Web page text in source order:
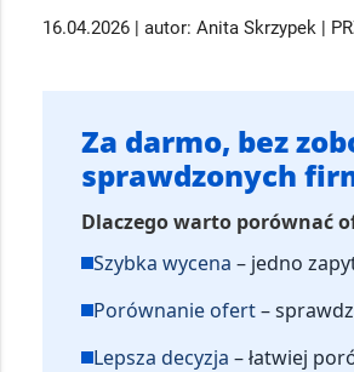
16.04.2026 | autor: Anita Skrzypek |
Za darmo, bez
sprawdzonych
Dlaczego warto porównać
Szybka wycena – jedno
Porównanie ofert–
Lepsza decyzja – łatwiej